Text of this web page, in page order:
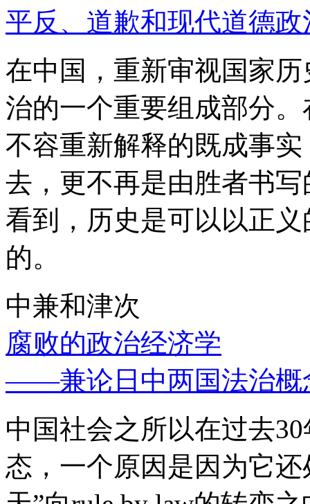
平反、道歉和现代道德政
在中国，重新审视国家
治的一个重要组成部分
不容重新解释的既成事
去，更不再是由胜者书
看到，历史是可以以正
的。
中兼和津次
腐败的政治经济学
——兼论日中两国法治概
中国社会之所以在过去
态，一个原因是因为它